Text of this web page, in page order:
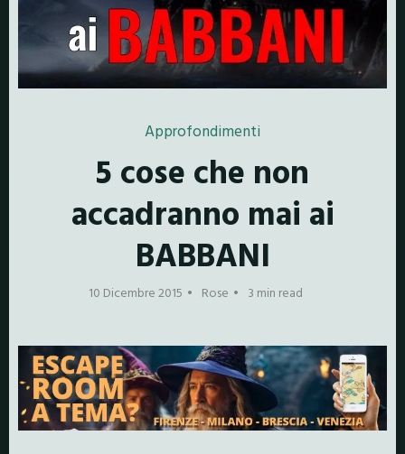
Approfondimenti
5 cose che non
accadranno mai ai
BABBANI
10 Dicembre 2015 Rose 3 min read